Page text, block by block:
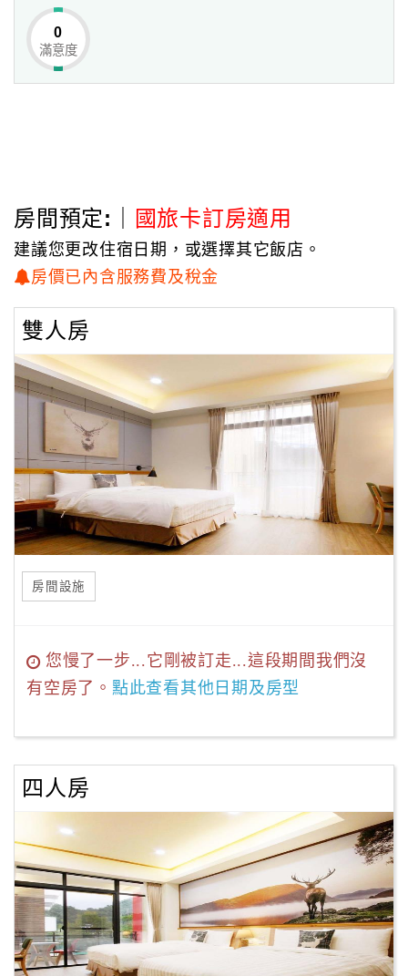
0
滿意度
房間預定:｜ 國旅卡訂房適用
建議您更改住宿日期，或選擇其它飯店。
房價已內含服務費及稅金
雙人房
房間設施
您慢了一步...它剛被訂走...這段期間我們沒
有空房了。 點此查看其他日期及房型
四人房